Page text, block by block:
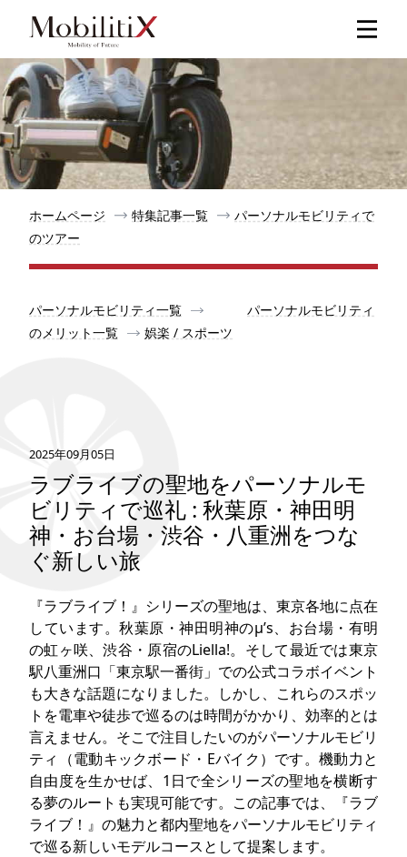
人気記事
特集記事
モビリティ
メリット
お問い合わせ
ホームページ 特集記事一覧
パーソナルモビリティで
のツアー
パーソナルモビリティ一覧
パーソナルモビリティ
のメリット一覧
娯楽 / スポーツ
2025年09月05日
ラブライブの聖地をパーソナルモ
ビリティで巡礼 : 秋葉原・神田明
神・お台場・渋谷・八重洲をつな
ぐ新しい旅
『ラブライブ！』シリーズの聖地は、東京各地に点在
しています。秋葉原・神田明神のμ’s、お台場・有明
の虹ヶ咲、渋谷・原宿のLiella!。そして最近では東京
駅八重洲口「東京駅一番街」での公式コラボイベント
も大きな話題になりました。しかし、これらのスポッ
トを電車や徒歩で巡るのは時間がかかり、効率的とは
言えません。そこで注目したいのがパーソナルモビリ
ティ（電動キックボード・Eバイク）です。機動力と
自由度を生かせば、1日で全シリーズの聖地を横断す
る夢のルートも実現可能です。この記事では、『ラブ
ライブ！』の魅力と都内聖地をパーソナルモビリティ
で巡る新しいモデルコースとして提案します。